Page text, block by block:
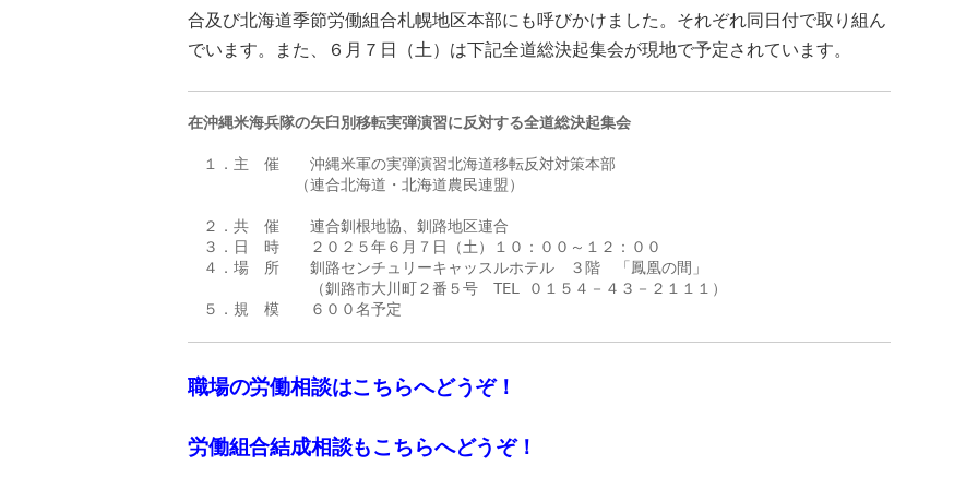
合及び北海道季節労働組合札幌地区本部にも呼びかけました。それぞれ同日付で取り組ん
でいます。また、６月７日（土）は下記全道総決起集会が現地で予定されています。
在沖縄米海兵隊の矢臼別移転実弾演習に反対する全道総決起集会
１．主　催　　沖縄米軍の実弾演習北海道移転反対対策本部
（連合北海道・北海道農民連盟）
２．共　催　　連合釧根地協、釧路地区連合
３．日　時　　２０２５年６月７日（土）１０：００～１２：００
４．場　所　　釧路センチュリーキャッスルホテル　３階　「鳳凰の間」
（釧路市大川町２番５号　TEL ０１５４－４３－２１１１）
５．規　模　　６００名予定
職場の労働相談はこちらへどうぞ！
労働組合結成相談もこちらへどうぞ！